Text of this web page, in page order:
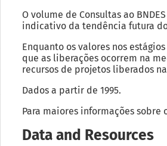
O volume de Consultas ao
indicativo da tendência futura
Enquanto os valores nos
que as liberações ocorrem na
recursos de projetos liberados
Dados a partir de 1995.
Para maiores informações sobre
Data and Resources